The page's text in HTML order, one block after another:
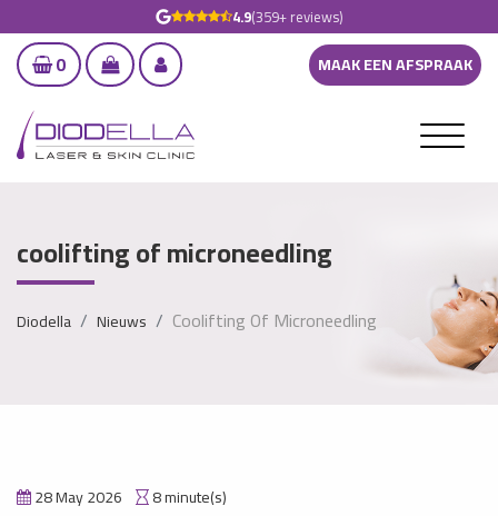
4.9(359+ reviews)
0 MAAK EEN AFSPRAAK
coolifting of microneedling
Diodella Nieuws Coolifting Of Microneedling
28 May 2026 8 minute(s)